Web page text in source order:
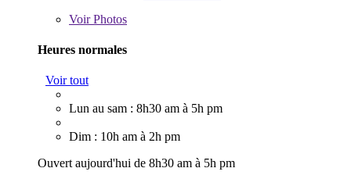
VoirPhotos
Heures normales
Voir tout
Lun au sam : 8h30 am à 5h pm
Dim : 10h am à 2h pm
Ouvert aujourd'hui de 8h30 am à 5h pm